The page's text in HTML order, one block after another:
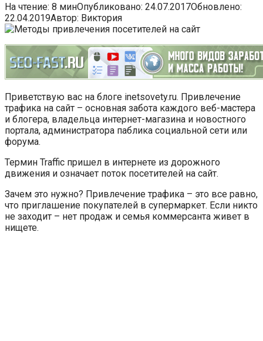
На чтение: 8 минОпубликовано: 24.07.2017Обновлено:
22.04.2019Автор: Виктория
Приветствую вас на блоге inetsovety.ru. Привлечение
трафика на сайт – основная забота каждого веб-мастера
и блогера, владельца интернет-магазина и новостного
портала, администратора паблика социальной сети или
форума.
Термин Traffic пришел в интернете из дорожного
движения и означает поток посетителей на сайт.
Зачем это нужно? Привлечение трафика – это все равно,
что приглашение покупателей в супермаркет. Если никто
не заходит – нет продаж и семья коммерсанта живет в
нищете.